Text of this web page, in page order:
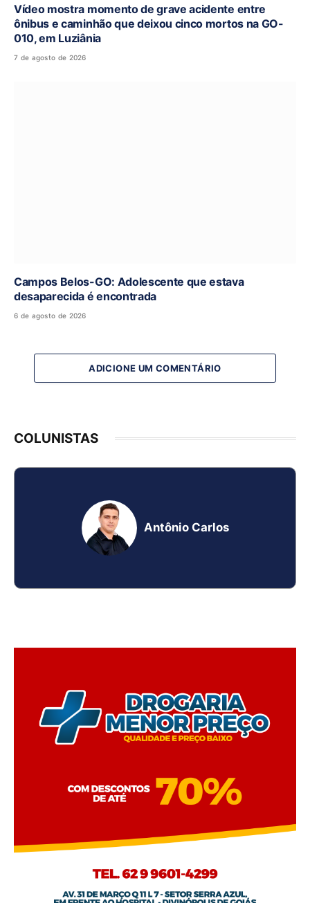
Vídeo mostra momento de grave acidente entre
ônibus e caminhão que deixou cinco mortos na GO-
010, em Luziânia
7 de agosto de 2026
Campos Belos-GO: Adolescente que estava
desaparecida é encontrada
6 de agosto de 2026
ADICIONE UM COMENTÁRIO
COLUNISTAS
Antônio Carlos